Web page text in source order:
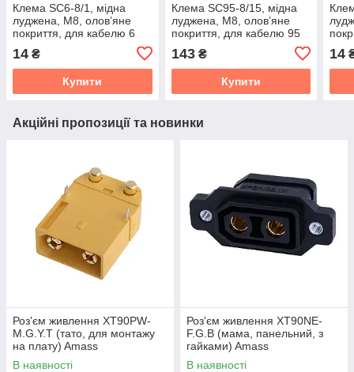
Клема SC6-8/1, мідна
луджена, M8, олов’яне
покриття, для кабелю 6
14 ₴
Купити
Клема SC95-8/15, мідна
луджена, M8, олов’яне
покриття, для кабелю 95
143₴
Купити
14
Акційні пропозиції та новинки
Роз'єм живлення XT90PW-
M.G.Y.T (тато, для монтажу
на плату) Amass
В наявності
Роз'єм живлення XT90NE-
F.G.B (мама, панельний, з
гайками) Amass
В наявності